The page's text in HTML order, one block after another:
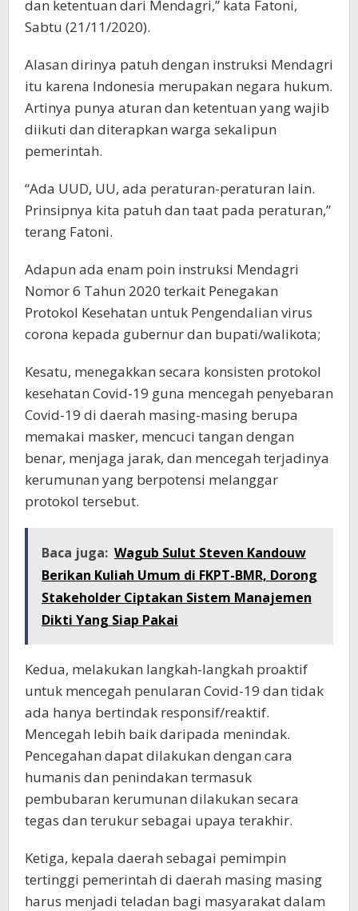
dan ketentuan dari Mendagri,” kata Fatoni,
Sabtu (21/11/2020).
Alasan dirinya patuh dengan instruksi Mendagri
itu karena Indonesia merupakan negara hukum.
Artinya punya aturan dan ketentuan yang wajib
diikuti dan diterapkan warga sekalipun
pemerintah.
“Ada UUD, UU, ada peraturan-peraturan lain.
Prinsipnya kita patuh dan taat pada peraturan,”
terang Fatoni.
Adapun ada enam poin instruksi Mendagri
Nomor 6 Tahun 2020 terkait Penegakan
Protokol Kesehatan untuk Pengendalian virus
corona kepada gubernur dan bupati/walikota;
Kesatu, menegakkan secara konsisten protokol
kesehatan Covid-19 guna mencegah penyebaran
Covid-19 di daerah masing-masing berupa
memakai masker, mencuci tangan dengan
benar, menjaga jarak, dan mencegah terjadinya
kerumunan yang berpotensi melanggar
protokol tersebut.
Baca juga: Wagub Sulut Steven Kandouw
Berikan Kuliah Umum di FKPT-BMR, Dorong
Stakeholder Ciptakan Sistem Manajemen
Dikti Yang Siap Pakai
Kedua, melakukan langkah-langkah proaktif
untuk mencegah penularan Covid-19 dan tidak
ada hanya bertindak responsif/reaktif.
Mencegah lebih baik daripada menindak.
Pencegahan dapat dilakukan dengan cara
humanis dan penindakan termasuk
pembubaran kerumunan dilakukan secara
tegas dan terukur sebagai upaya terakhir.
Ketiga, kepala daerah sebagai pemimpin
tertinggi pemerintah di daerah masing masing
harus menjadi teladan bagi masyarakat dalam